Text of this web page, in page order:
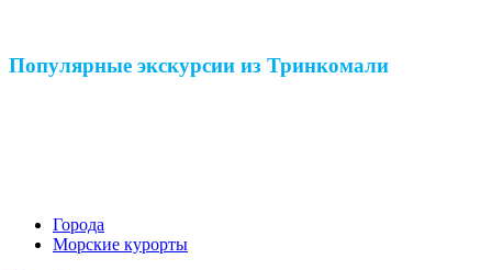
Популярные экскурсии из Тринкомали
Города
Морские курорты